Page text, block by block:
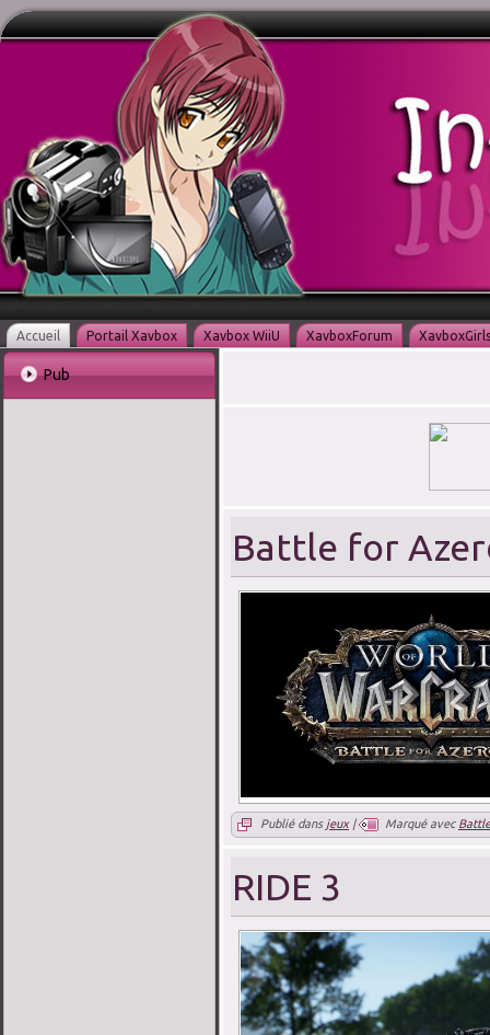
Accueil Portail Xavbox Xavbox WiiU XavboxForum XavboxGirls
Pub
Battle for
Publié dans jeux| Marqué avec
RIDE 3